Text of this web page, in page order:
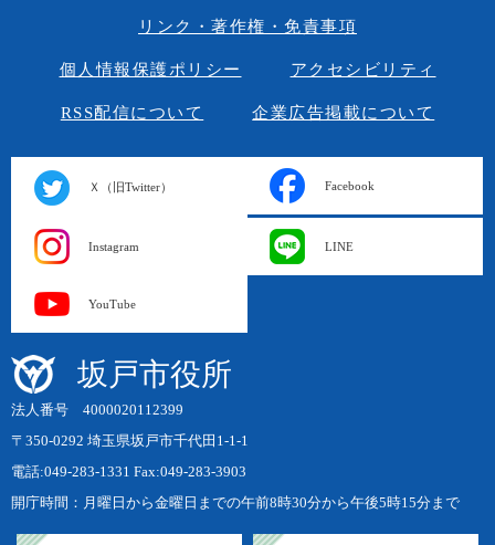
リンク・著作権・免責事項
個人情報保護ポリシー アクセシビリティ
RSS配信について 企業広告掲載について
Ｘ（旧Twitter） Facebook
Instagram LINE
YouTube
坂戸市役所
法人番号 4000020112399
〒350-0292 埼玉県坂戸市千代田1-1-1
電話:049-283-1331 Fax:049-283-3903
開庁時間：月曜日から金曜日までの午前8時30分から午後5時15分まで